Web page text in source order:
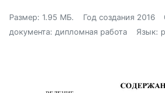
Размер: 1.95 МБ. Год создания 2016
документа: дипломная работа
Язык: